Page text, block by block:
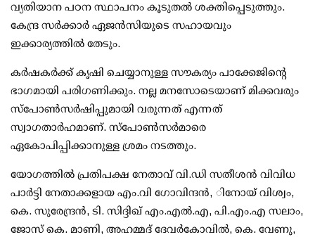
വ്യതിയാന പഠന സ്ഥാപനം കൂടുതല്‍ ശക്തിപ്പെടുത്തും.
കേന്ദ്ര സര്‍ക്കാര്‍ ഏജന്‍സിയുടെ സഹായവും
ഇക്കാര്യത്തില്‍ തേടും.
കര്‍ഷകര്‍ക്ക് കൃഷി ചെയ്യാനുള്ള സൗകര്യം പാക്കേജിന്റെ
ഭാഗമായി പരിഗണിക്കും. നല്ല മനസോടെയാണ് മിക്കവരും
സ്പോണ്‍സര്‍ഷിപ്പുമായി വരുന്നത് എന്നത്
സ്വാഗതാര്‍ഹമാണ്. സ്പോണ്‍സര്‍മാരെ
ഏകോപിപ്പിക്കാനുള്ള ശ്രമം നടത്തും.
യോഗത്തില്‍ പ്രതിപക്ഷ നേതാവ് വി.ഡി സതീശന്‍ വിവിധ
പാര്‍ട്ടി നേതാക്കളായ എം.വി ഗോവിന്ദന്‍, ിനോയ് വിശ്വം,
കെ. സുരേന്ദ്രന്‍, ടി. സിദ്ദിഖ് എം.എല്‍.എ, പി.എം.എ സലാം,
ജോസ് കെ. മാണി, അഹമ്മദ് ദേവര്‍കോവില്‍, കെ. വേണു,